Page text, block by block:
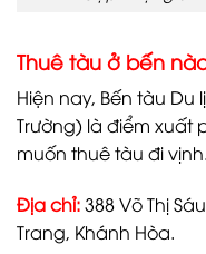
Thuê tàu ở bến
Hiện nay, Bến tàu Du
Trường) là điểm xuất
muốn thuê tàu đi vịnh.
Địa chỉ:388 Võ Thị
Trang, Khánh Hòa.